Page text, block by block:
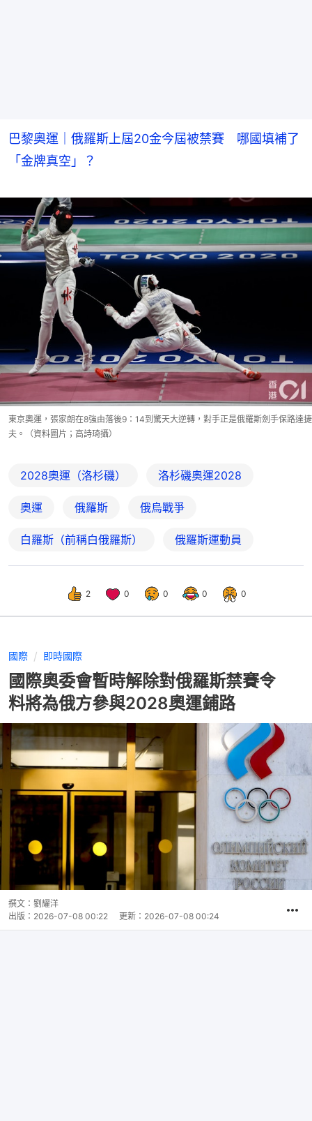
巴黎奧運｜俄羅斯上屆20金今屆被禁賽 哪國填補了
「金牌真空」？
東京奧運，張家朗在8強由落後9：14到驚天大逆轉，對手正是俄羅斯劍手保路達捷
夫。（資料圖片；高詩琦攝）
2028奧運（洛杉磯） 洛杉磯奧運2028
奧運 俄羅斯 俄烏戰爭
白羅斯（前稱白俄羅斯） 俄羅斯運動員
2 0 0 0 0
國際 即時國際
國際奧委會暫時解除對俄羅斯禁賽令
料將為俄方參與2028奧運鋪路
撰文： 劉耀洋
出版： 2026-07-08 00:22 更新： 2026-07-08 00:24